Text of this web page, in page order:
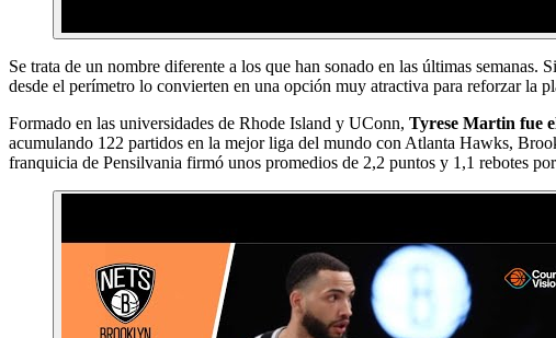
Se trata de un nombre diferente a los que han sonado en las últimas semanas.
desde el perímetro lo convierten en una opción muy atractiva para reforzar la
Formado en las universidades de Rhode Island y UConn, Tyrese Martin fue
acumulando 122 partidos en la mejor liga del mundo con Atlanta Hawks,
franquicia de Pensilvania firmó unos promedios de 2,2 puntos y 1,1 rebotes